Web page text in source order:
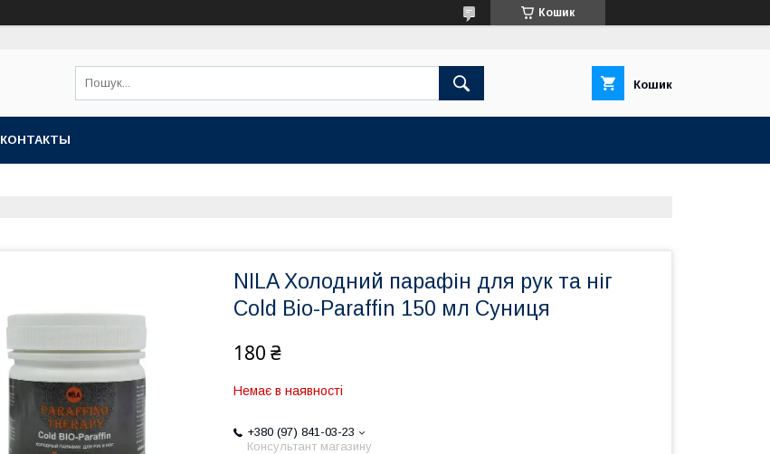
Кошик
Кошик
КОНТАКТЫ
NILA Холодний парафін для рук та ніг
Cold Bio-Paraffin 150 мл Суниця
180 ₴
Немає в наявності
+380 (97) 841-03-23
Консультант магазину